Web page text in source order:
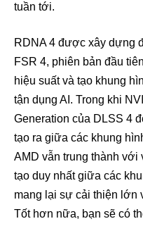
tuần tới.
RDNA 4 được xây dựng
FSR 4, phiên bản đầu
hiệu suất và tạo khung
tận dụng AI. Trong khi
Generation của DLSS 4
tạo ra giữa các khung
AMD vẫn trung thành
tạo duy nhất giữa các
mang lại sự cải thiện lớn
Tốt hơn nữa, bạn sẽ có